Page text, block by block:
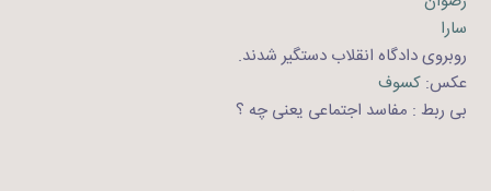
سارا
روبروی دادگاه انقلاب دستگیر شدند.
عکس:کسوف
بی ربط : مفاسد اجتماعی یعنی چه ؟